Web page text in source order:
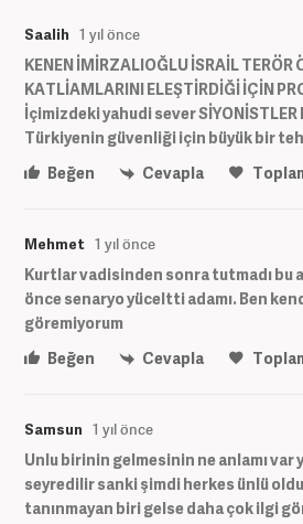
Saalih 1 yıl önce
KENEN İMİRZALIOĞLU İSRAİL TERÖR
KATLİAMLARINI ELEŞTİRDİĞİ İÇİN
İçimizdeki yahudi sever
Türkiyenin güvenliği için büyük bir
Beğen
Cevapla
Mehmet 1 yıl önce
Kurtlar vadisinden sonra tutmadı bu
önce senaryo yüceltti adamı. Ben
göremiyorum
Beğen
Cevapla
Samsun 1 yıl önce
Unlu birinin gelmesinin ne anlamı var
seyredilir sanki şimdi herkes ünlü
tanınmayan biri gelse daha çok ilgi